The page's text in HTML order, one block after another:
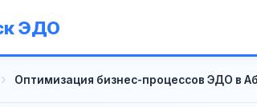
ЭДО
Оптимизация бизнес-процессов ЭДО в